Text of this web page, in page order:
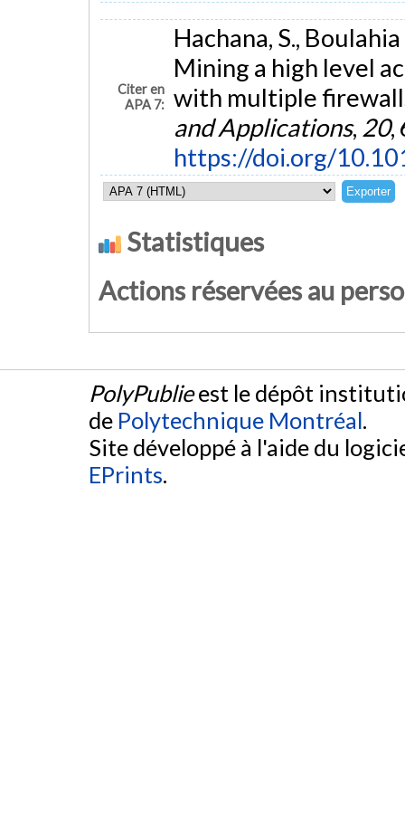
Citer en
APA 7:
Hachana, S.,
Mining a high level
with multiple
and Applications, 20,
https://doi.org/
Statistiques
Actions réservées au
PolyPublieest le dépôt
de Polytechnique Montréal.
Site développé à l'aide du
EPrints.